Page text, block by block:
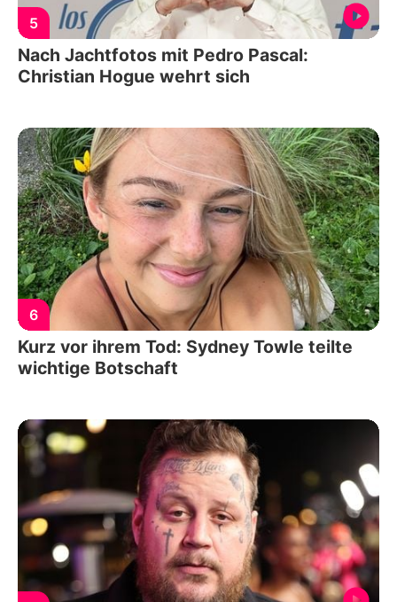
5
Nach Jachtfotos mit Pedro Pascal:
Christian Hogue wehrt sich
6
Kurz vor ihrem Tod: Sydney Towle teilte
wichtige Botschaft